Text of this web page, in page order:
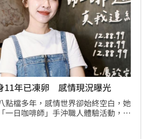
11年已凍卵 感情現況曝光
點檔多年，感情世界卻始終空白，她
一日咖啡師」手沖職人體驗活動，提
旁邊多了一個人。」宋亭誼報導